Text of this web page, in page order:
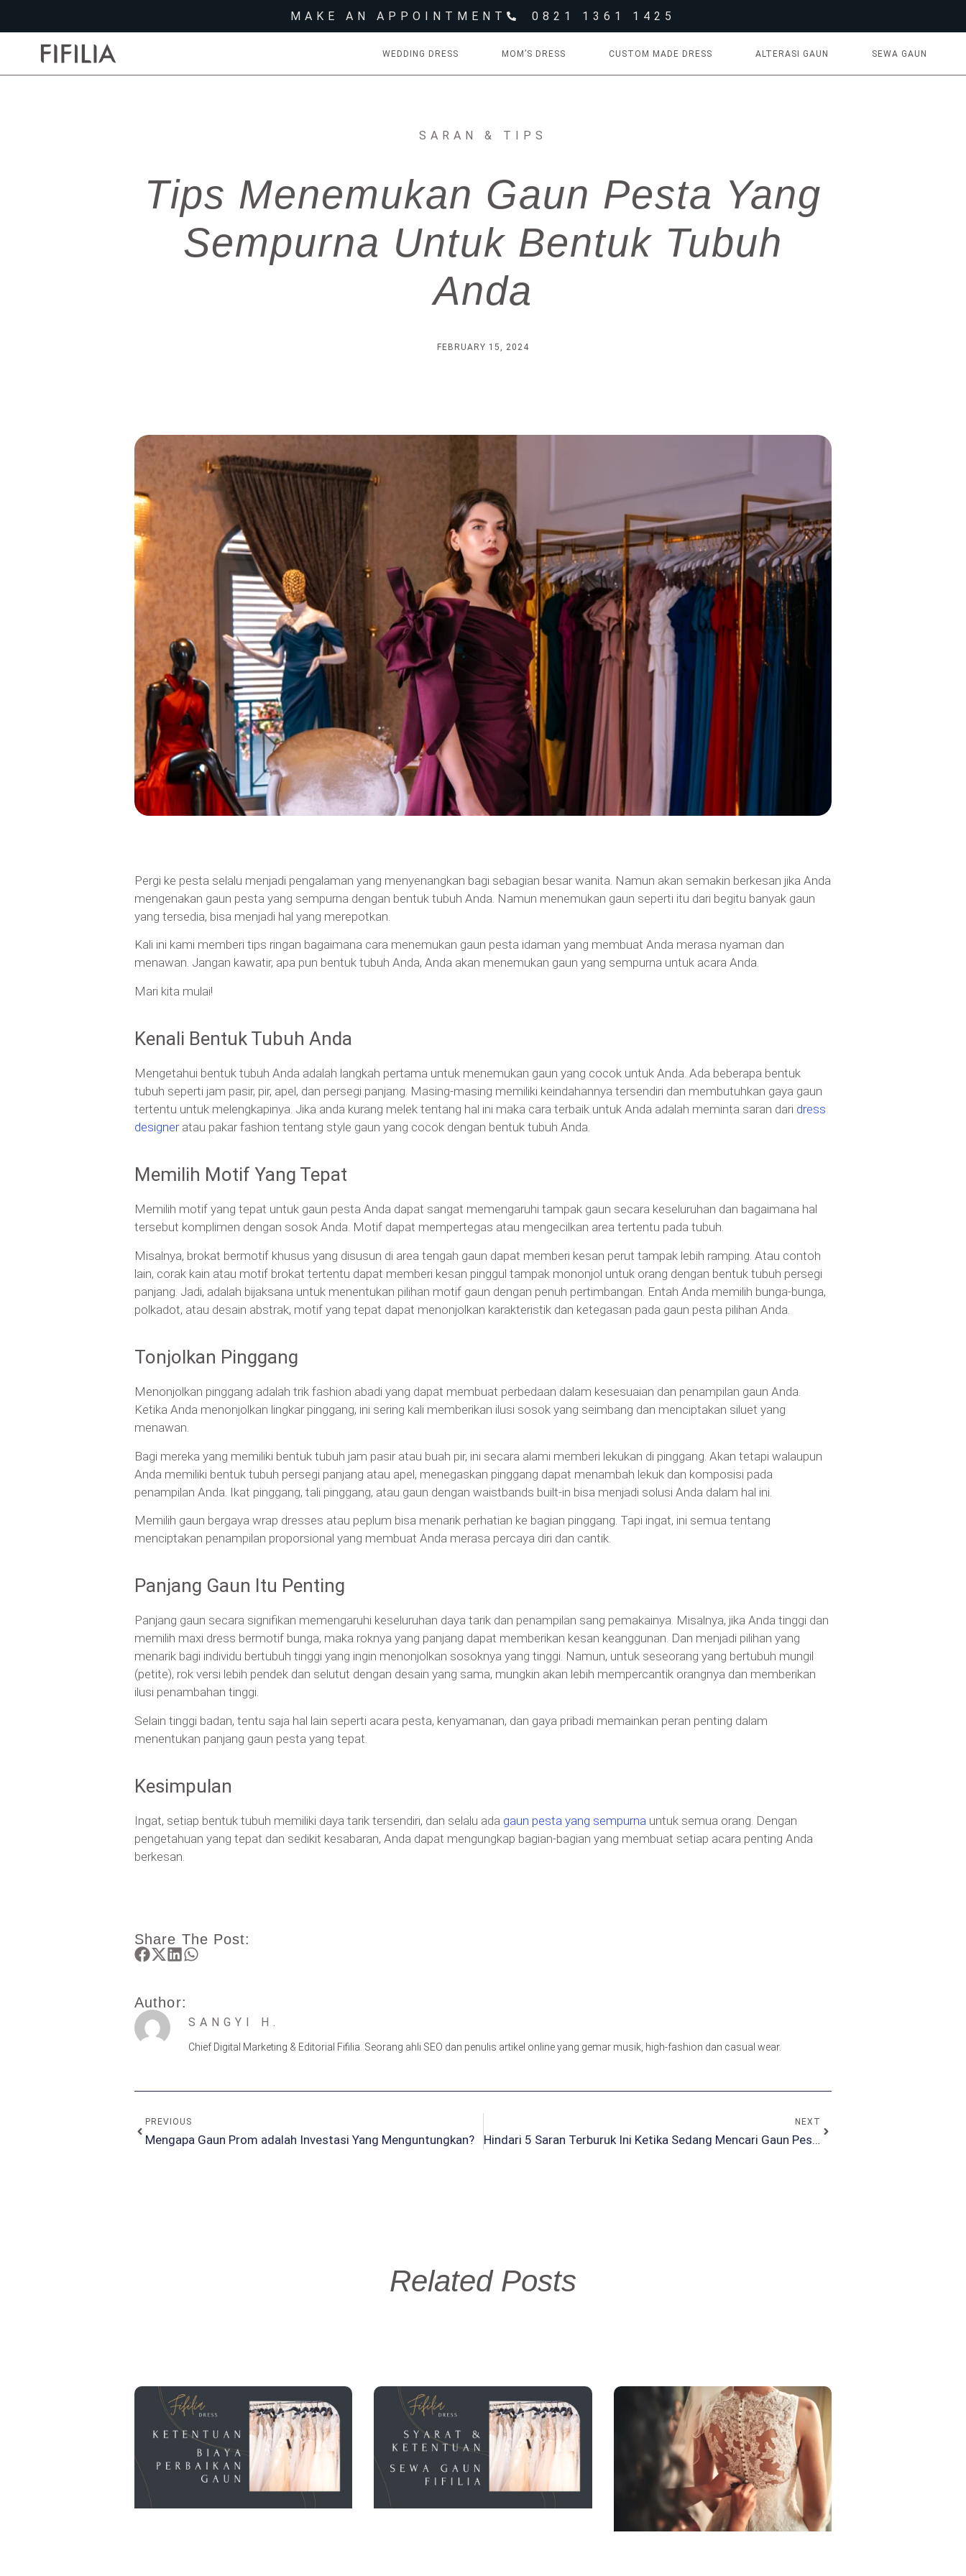
MAKE AN APPOINTMENT 0821 1361 1425
WEDDING DRESS MOM’S DRESS CUSTOM MADE DRESS ALTERASI GAUN SEWA GAUN
SARAN & TIPS
Tips Menemukan Gaun Pesta Yang
Sempurna Untuk Bentuk Tubuh
Anda
FEBRUARY 15, 2024
Pergi ke pesta selalu menjadi pengalaman yang menyenangkan bagi sebagian besar wanita. Namun akan semakin berkesan jika Anda
mengenakan gaun pesta yang sempurna dengan bentuk tubuh Anda. Namun menemukan gaun seperti itu dari begitu banyak gaun
yang tersedia, bisa menjadi hal yang merepotkan.
Kali ini kami memberi tips ringan bagaimana cara menemukan gaun pesta idaman yang membuat Anda merasa nyaman dan
menawan. Jangan kawatir, apa pun bentuk tubuh Anda, Anda akan menemukan gaun yang sempurna untuk acara Anda.
Mari kita mulai!
Kenali Bentuk Tubuh Anda
Mengetahui bentuk tubuh Anda adalah langkah pertama untuk menemukan gaun yang cocok untuk Anda. Ada beberapa bentuk
tubuh seperti jam pasir, pir, apel, dan persegi panjang. Masing-masing memiliki keindahannya tersendiri dan membutuhkan gaya gaun
tertentu untuk melengkapinya. Jika anda kurang melek tentang hal ini maka cara terbaik untuk Anda adalah meminta saran dari dress
designeratau pakar fashion tentang style gaun yang cocok dengan bentuk tubuh Anda.
Memilih Motif Yang Tepat
Memilih motif yang tepat untuk gaun pesta Anda dapat sangat memengaruhi tampak gaun secara keseluruhan dan bagaimana hal
tersebut komplimen dengan sosok Anda. Motif dapat mempertegas atau mengecilkan area tertentu pada tubuh.
Misalnya, brokat bermotif khusus yang disusun di area tengah gaun dapat memberi kesan perut tampak lebih ramping. Atau contoh
lain, corak kain atau motif brokat tertentu dapat memberi kesan pinggul tampak mononjol untuk orang dengan bentuk tubuh persegi
panjang. Jadi, adalah bijaksana untuk menentukan pilihan motif gaun dengan penuh pertimbangan. Entah Anda memilih bunga-bunga,
polkadot, atau desain abstrak, motif yang tepat dapat menonjolkan karakteristik dan ketegasan pada gaun pesta pilihan Anda.
Tonjolkan Pinggang
Menonjolkan pinggang adalah trik fashion abadi yang dapat membuat perbedaan dalam kesesuaian dan penampilan gaun Anda.
Ketika Anda menonjolkan lingkar pinggang, ini sering kali memberikan ilusi sosok yang seimbang dan menciptakan siluet yang
menawan.
Bagi mereka yang memiliki bentuk tubuh jam pasir atau buah pir, ini secara alami memberi lekukan di pinggang. Akan tetapi walaupun
Anda memiliki bentuk tubuh persegi panjang atau apel, menegaskan pinggang dapat menambah lekuk dan komposisi pada
penampilan Anda. Ikat pinggang, tali pinggang, atau gaun dengan waistbands built-in bisa menjadi solusi Anda dalam hal ini.
Memilih gaun bergaya wrap dresses atau peplum bisa menarik perhatian ke bagian pinggang. Tapi ingat, ini semua tentang
menciptakan penampilan proporsional yang membuat Anda merasa percaya diri dan cantik.
Panjang Gaun Itu Penting
Panjang gaun secara signifikan memengaruhi keseluruhan daya tarik dan penampilan sang pemakainya. Misalnya, jika Anda tinggi dan
memilih maxi dress bermotif bunga, maka roknya yang panjang dapat memberikan kesan keanggunan. Dan menjadi pilihan yang
menarik bagi individu bertubuh tinggi yang ingin menonjolkan sosoknya yang tinggi. Namun, untuk seseorang yang bertubuh mungil
(petite), rok versi lebih pendek dan selutut dengan desain yang sama, mungkin akan lebih mempercantik orangnya dan memberikan
ilusi penambahan tinggi.
Selain tinggi badan, tentu saja hal lain seperti acara pesta, kenyamanan, dan gaya pribadi memainkan peran penting dalam
menentukan panjang gaun pesta yang tepat.
Kesimpulan
Ingat, setiap bentuk tubuh memiliki daya tarik tersendiri, dan selalu ada gaun pesta yang sempurna untuk semua orang. Dengan
pengetahuan yang tepat dan sedikit kesabaran, Anda dapat mengungkap bagian-bagian yang membuat setiap acara penting Anda
berkesan.
Share The Post:
Author:
SANGYI H.
Chief Digital Marketing & Editorial Fifilia. Seorang ahli SEO dan penulis artikel online yang gemar musik, high-fashion dan casual wear.
PREVIOUS
Mengapa Gaun Prom adalah Investasi Yang Menguntungkan?
NEXT
Hindari 5 Saran Terburuk Ini Ketika Sedang Mencari Gaun Pesta
Related Posts